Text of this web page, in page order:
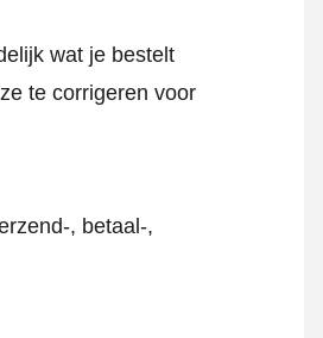
wat je bestelt
te corrigeren voor
, betaal-,